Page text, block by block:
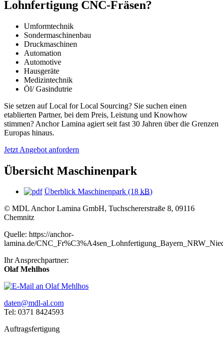
Lohnfertigung CNC-Fräsen?
Umformtechnik
Sondermaschinenbau
Druckmaschinen
Automation
Automotive
Hausgeräte
Medizintechnik
Öl/ Gasindutrie
Sie setzen auf Local for Local Sourcing? Sie suchen einen
etablierten Partner, bei dem Preis, Leistung und Knowhow
stimmen? Anchor Lamina agiert seit fast 30 Jahren über die Grenzen
Europas hinaus.
Jetzt Angebot anfordern
Übersicht Maschinenpark
Überblick Maschinenpark (18 kB)
© MDL Anchor Lamina GmbH, Tuchschererstraße 8, 09116
Chemnitz
Quelle: https://anchor-
lamina.de/
Ihr Ansprechpartner:
Olaf Mehlhos
daten@mdl-al.com
Tel: 0371 8424593
Auftragsfertigung